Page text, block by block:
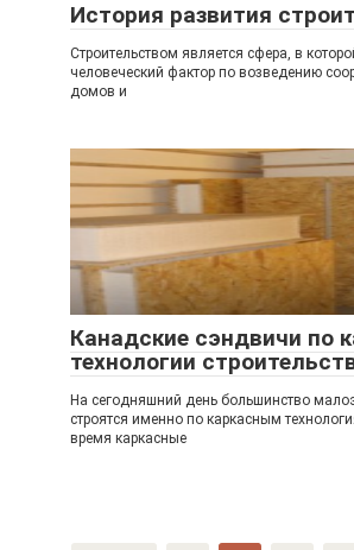
История развития
Строительством является сфера, в
человеческий фактор по возведению
домов и
Канадские сэндвичи по
технологии
На сегодняшний день большинство
строятся именно по каркасным
время каркасные